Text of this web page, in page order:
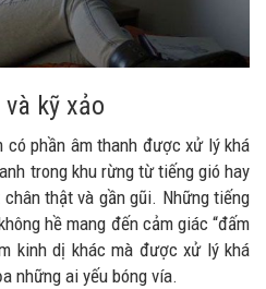
kỹ xảo
phần âm thanh được xử lý khá
trong khu rừng từ tiếng gió hay
thật và gần gũi. Những tiếng
hề mang đến cảm giác “đấm
kinh dị khác mà được xử lý khá
những ai yếu bóng vía.